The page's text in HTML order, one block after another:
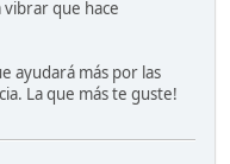
que hace
ayudará más por las
La que más te guste!